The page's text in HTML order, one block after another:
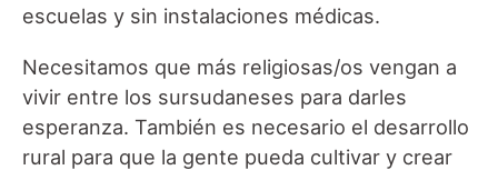
escuelas y sin instalaciones médicas.
Necesitamos que más religiosas/os vengan a
vivir entre los sursudaneses para darles
esperanza. También es necesario el desarrollo
rural para que la gente pueda cultivar y crear